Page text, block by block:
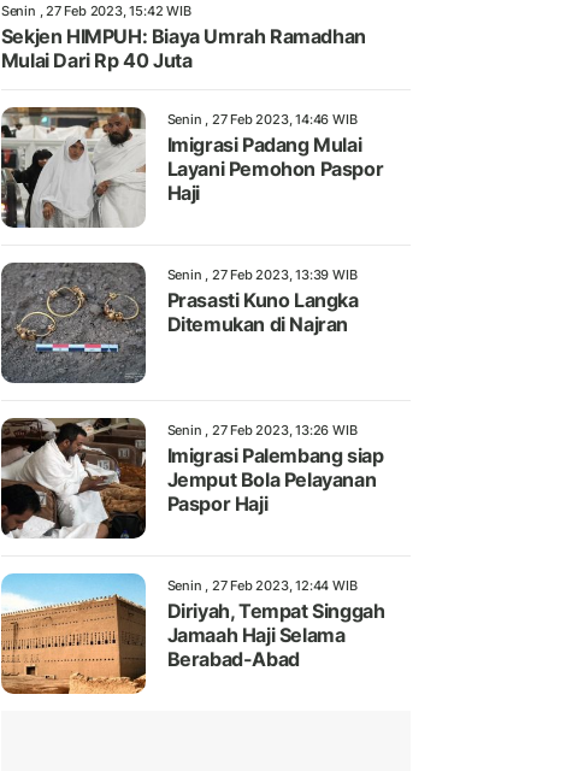
Senin , 27 Feb 2023, 15:42 WIB
Sekjen HIMPUH: Biaya Umrah Ramadhan
Mulai Dari Rp 40 Juta
Senin , 27 Feb 2023, 14:46 WIB
Imigrasi Padang Mulai
Layani Pemohon Paspor
Haji
Senin , 27 Feb 2023, 13:39 WIB
Prasasti Kuno Langka
Ditemukan di Najran
Senin , 27 Feb 2023, 13:26 WIB
Imigrasi Palembang siap
Jemput Bola Pelayanan
Paspor Haji
Senin , 27 Feb 2023, 12:44 WIB
Diriyah, Tempat Singgah
Jamaah Haji Selama
Berabad-Abad